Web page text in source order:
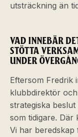
utsträckning än
VAD INNEBÄR
STÖTTA
UNDER
Eftersom Fredrik
klubbdirektör
strategiska
som tidigare. Där
Vi har beredskap